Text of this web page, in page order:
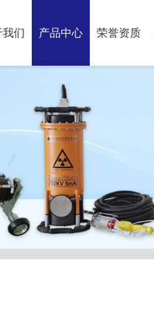
们 产品中心 荣誉资质